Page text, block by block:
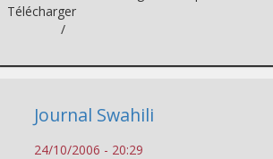
Télécharger
/
Journal Swahili
24/10/2006 - 20:29